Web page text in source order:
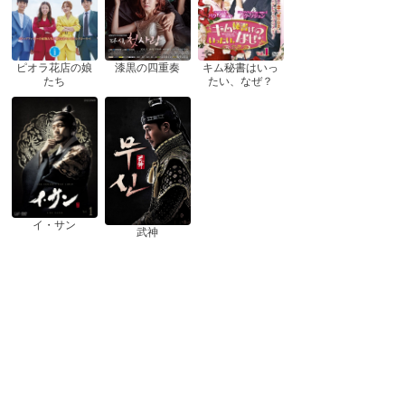
ピオラ花店の娘
たち
漆黒の四重奏
キム秘書はいっ
たい、なぜ？
イ・サン 武神